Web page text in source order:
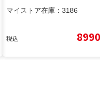
マイストア在庫： 3186
税込 8990